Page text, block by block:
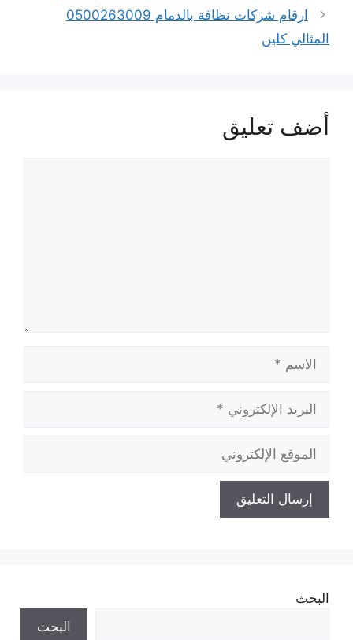
ارقام شركات نظافة بالدمام 0500263009
المثالي كلين
أضف تعليق
الإلكتروني
الإلكتروني
البحث
البحث